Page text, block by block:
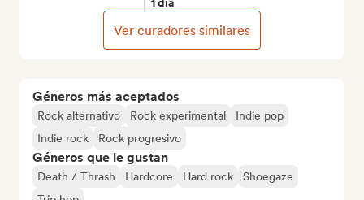
Géneros más aceptados
Rock alternativo Rock experimental
Indie pop
Indie rock
Rock progresivo
Géneros que le gustan
Death / Thrash Hardcore Hard rock
Shoegaze
Ver curadores similares